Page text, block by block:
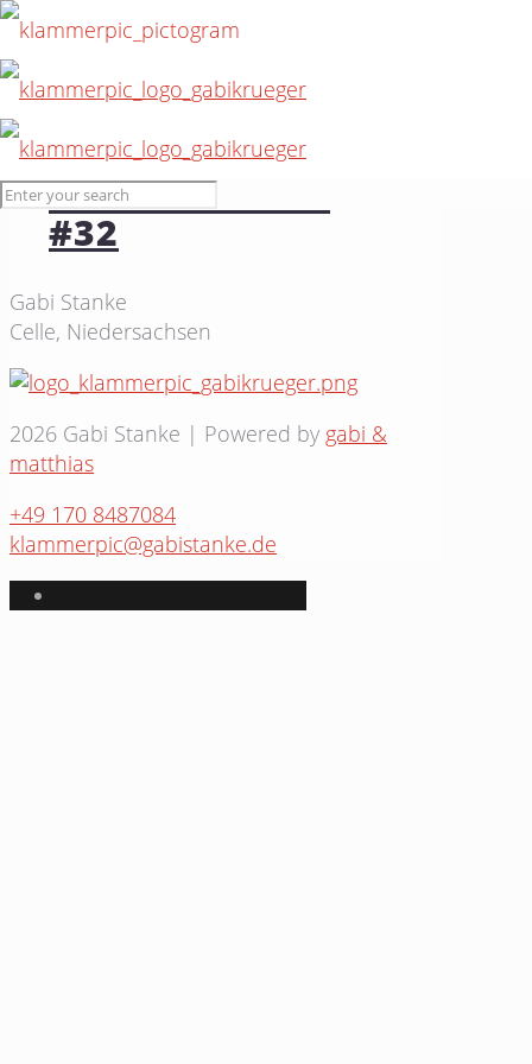
20. Juli 2015
Katzenwäsche
#32
Gabi Stanke
Celle, Niedersachsen
2026 Gabi Stanke | Powered by gabi &
matthias
+49 170 8487084
klammerpic@gabistanke.de